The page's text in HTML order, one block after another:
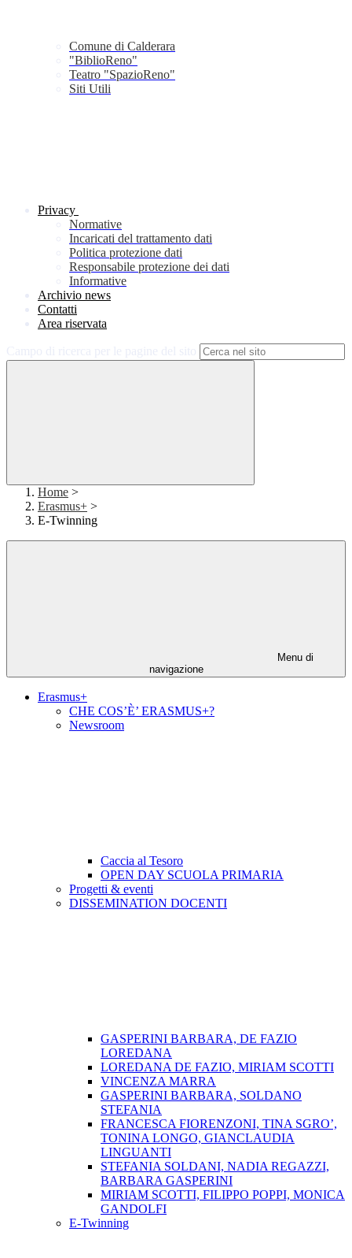
Comune di Calderara
"BiblioReno"
Teatro "SpazioReno"
Siti Utili
Privacy
Normative
Incaricati del trattamento dati
Politica protezione dati
Responsabile protezione dei dati
Informative
Archivio news
Contatti
Area riservata
Home >
Erasmus+ >
E-Twinning
Menu di
navigazione
Erasmus+
CHE COS’È’ ERASMUS+?
Newsroom
Caccia al Tesoro
OPEN DAY SCUOLA PRIMARIA
Progetti & eventi
DISSEMINATION DOCENTI
GASPERINI BARBARA, DE FAZIO
LOREDANA
LOREDANA DE FAZIO, MIRIAM SCOTTI
VINCENZA MARRA
GASPERINI BARBARA, SOLDANO
STEFANIA
FRANCESCA FIORENZONI, TINA SGRO’,
TONINA LONGO, GIANCLAUDIA
LINGUANTI
STEFANIA SOLDANI, NADIA REGAZZI,
BARBARA GASPERINI
MIRIAM SCOTTI, FILIPPO POPPI, MONICA
GANDOLFI
E-Twinning